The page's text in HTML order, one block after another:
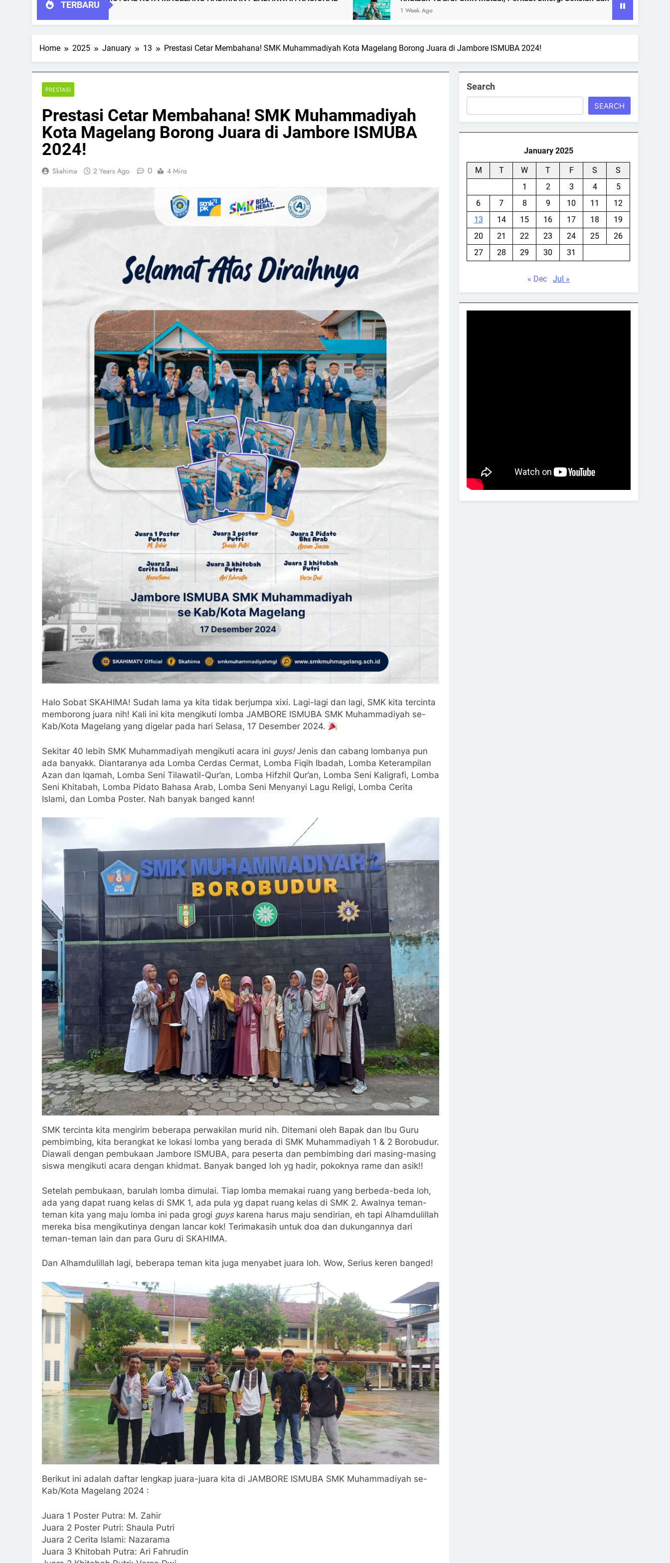
TERBARU
Home 2025 January 13 Prestasi Cetar Membahana! SMK Muhammadiyah Kota Magelang Borong Juara di Jambore ISMUBA 2024!
PRESTASI
Prestasi Cetar Membahana! SMK Muhammadiyah
Kota Magelang Borong Juara di Jambore ISMUBA
2024!
Skahima 2 Years Ago 0 4 Mins
Halo Sobat SKAHIMA! Sudah lama ya kita tidak berjumpa xixi. Lagi-lagi dan lagi, SMK kita tercinta
memborong juara nih! Kali ini kita mengikuti lomba JAMBORE ISMUBA SMK Muhammadiyah se-
Kab/Kota Magelang yang digelar pada hari Selasa, 17 Desember 2024.
Sekitar 40 lebih SMK Muhammadiyah mengikuti acara ini guys!Jenis dan cabang lombanya pun
ada banyakk. Diantaranya ada Lomba Cerdas Cermat, Lomba Fiqih Ibadah, Lomba Keterampilan
Azan dan Iqamah, Lomba Seni Tilawatil-Qur’an, Lomba Hifzhil Qur’an, Lomba Seni Kaligrafi, Lomba
Seni Khitabah, Lomba Pidato Bahasa Arab, Lomba Seni Menyanyi Lagu Religi, Lomba Cerita
Islami, dan Lomba Poster. Nah banyak banged kann!
SMK tercinta kita mengirim beberapa perwakilan murid nih. Ditemani oleh Bapak dan Ibu Guru
pembimbing, kita berangkat ke lokasi lomba yang berada di SMK Muhammadiyah 1 & 2 Borobudur.
Diawali dengan pembukaan Jambore ISMUBA, para peserta dan pembimbing dari masing-masing
siswa mengikuti acara dengan khidmat. Banyak banged loh yg hadir, pokoknya rame dan asik!!
Setelah pembukaan, barulah lomba dimulai. Tiap lomba memakai ruang yang berbeda-beda loh,
ada yang dapat ruang kelas di SMK 1, ada pula yg dapat ruang kelas di SMK 2. Awalnya teman-
teman kita yang maju lomba ini pada grogi guyskarena harus maju sendirian, eh tapi Alhamdulillah
mereka bisa mengikutinya dengan lancar kok! Terimakasih untuk doa dan dukungannya dari
teman-teman lain dan para Guru di SKAHIMA.
Dan Alhamdulillah lagi, beberapa teman kita juga menyabet juara loh. Wow, Serius keren banged!
Berikut ini adalah daftar lengkap juara-juara kita di JAMBORE ISMUBA SMK Muhammadiyah se-
Kab/Kota Magelang 2024 :
Juara 1 Poster Putra: M. Zahir
Juara 2 Poster Putri: Shaula Putri
Juara 2 Cerita Islami: Nazarama
Juara 3 Khitobah Putra: Ari Fahrudin
Search
SEARCH
January 2025
M T W T F S
S
1
2 3 4
5
6
7 8 9 10 11
12
13
14 15 16 17 18
19
20
21 22 23 24 25
26
27
28 29 30 31
« Dec Jul »